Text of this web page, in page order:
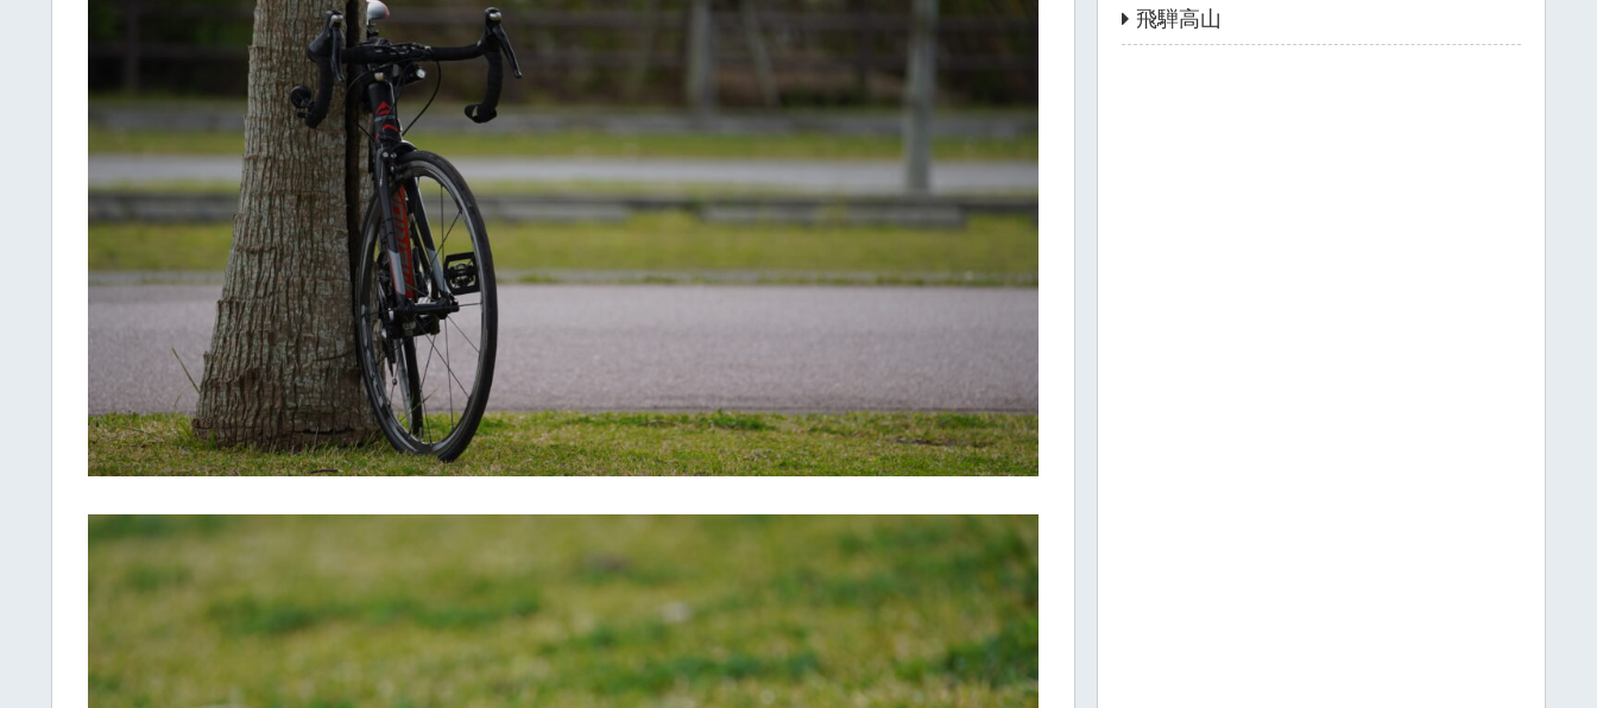
飛騨高山